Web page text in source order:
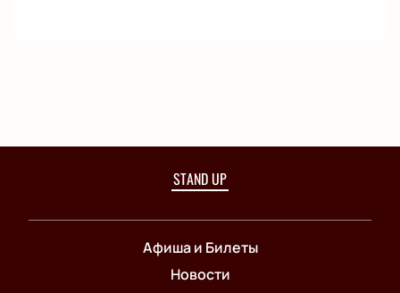
STAND UP
Афиша и Билеты
Новости